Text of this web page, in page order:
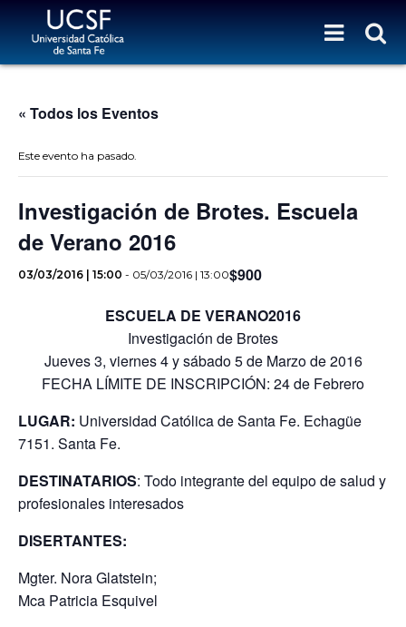
« Todos los Eventos
Este evento ha pasado.
Investigación de Brotes. Escuela
de Verano 2016
03/03/2016 | 15:00 - 05/03/2016 | 13:00$900
ESCUELA DE VERANO2016
Investigación de Brotes
Jueves 3, viernes 4 y sábado 5 de Marzo de 2016
FECHA LÍMITE DE INSCRIPCIÓN: 24 de Febrero
LUGAR: Universidad Católica de Santa Fe. Echagüe
7151. Santa Fe.
DESTINATARIOS: Todo integrante del equipo de salud y
profesionales interesados
DISERTANTES:
Mgter. Nora Glatstein;
Mca Patricia Esquivel